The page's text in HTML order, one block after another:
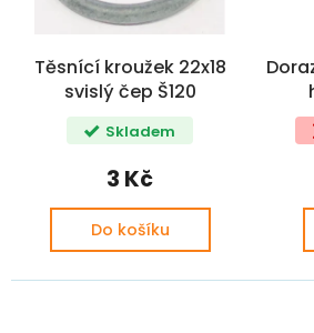
Těsnící kroužek 22x18
svislý čep Š120
Skladem
3 Kč
Do košíku